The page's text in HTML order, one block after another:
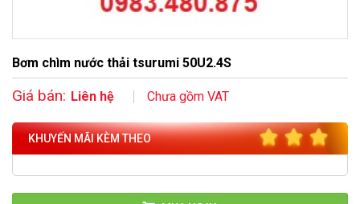
Bơm chìm nước thải tsurumi 50U2.4S
Giá bán: Liên hệ Chưa gồm VAT
KHUYẾN MÃI KÈM THEO